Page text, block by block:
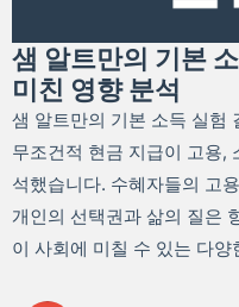
샘 알트만의 기본
미친 영향 분석
샘 알트만의 기본 소득 실험
무조건적 현금 지급이 고용,
석했습니다. 수혜자들의 고
개인의 선택권과 삶의 질은
이 사회에 미칠 수 있는 다